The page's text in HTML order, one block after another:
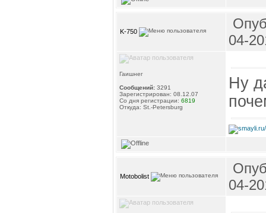
K-750
04-
Гаишнег
Сообщений: 3291
Зарегистрирован: 08.12.07
Со дня регистрации: 6819
Откуда: St.-Petersburg
Ну
Motobolist
04-